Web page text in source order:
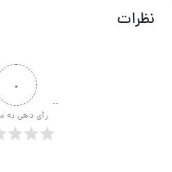
نظرات
۰
رأی دهی به